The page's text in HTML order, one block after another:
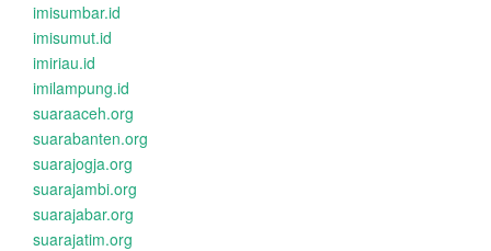
imisumbar.id
imisumut.id
imiriau.id
imilampung.id
suaraaceh.org
suarabanten.org
suarajogja.org
suarajambi.org
suarajabar.org
suarajatim.org